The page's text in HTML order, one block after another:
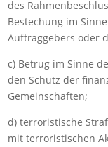
des
Bestechung im
Auftraggebers oder
c) Betrug im Sinne
den Schutz der
Gemeinschaften;
d) terroristische
mit terroristischen